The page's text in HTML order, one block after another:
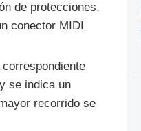
de protecciones,
conector MIDI
se indica un
recorrido se